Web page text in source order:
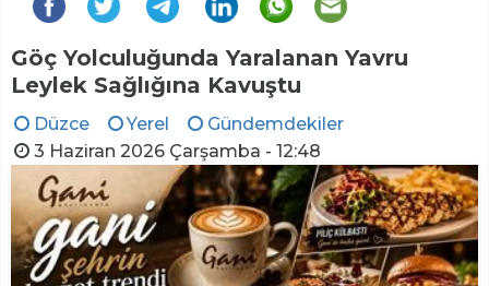
Göç Yolculuğunda Yaralanan Yavru
Leylek Sağlığına Kavuştu
Düzce Yerel
Gündemdekiler
3 Haziran 2026 Çarşamba - 12:48